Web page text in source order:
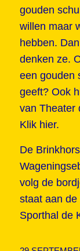
gouden
willen maar
hebben.
denken ze.
een gouden
geeft? Ook
van Theater
Klik hier.
De
volg de
staat aan
Sporthal de